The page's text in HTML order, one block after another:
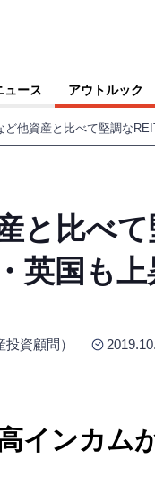
ュース アウトルック
と比べ
英国も上
資顧問）
インカム